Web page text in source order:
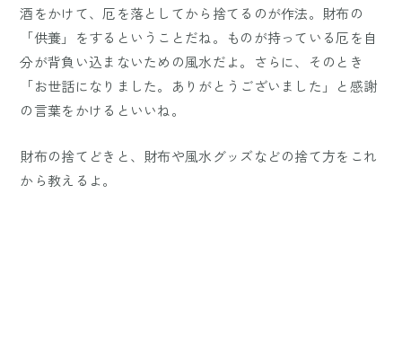
酒をかけて、厄を落としてから捨てるのが作法。財布の
「供養」をするということだね。ものが持っている厄を自
分が背負い込まないための風水だよ。さらに、そのとき
「お世話になりました。ありがとうございました」と感謝
の言葉をかけるといいね。
財布の捨てどきと、財布や風水グッズなどの捨て方をこれ
から教えるよ。